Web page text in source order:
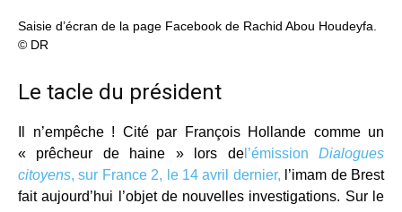
Saisie d’écran de la page Facebook de Rachid Abou Houdeyfa.
© DR
Le tacle du président
Il n’empêche ! Cité par François Hollande comme un
« prêcheur de haine » lors del’émissionDialogues
citoyens, sur France 2, le 14 avril dernier, l’imam de Brest
fait aujourd’hui l’objet de nouvelles investigations. Sur le